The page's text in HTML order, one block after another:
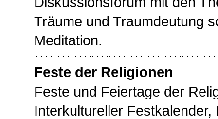
Träume und Traumdeutung
Meditation.
Feste der Religionen
Feste und Feiertage der
Interkultureller Festkalender,